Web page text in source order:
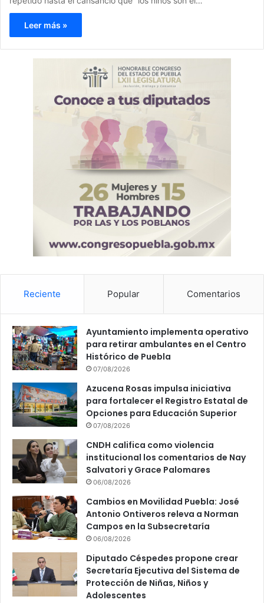
Leer más »
Reciente Popular Comentarios
Ayuntamiento implementa operativo
para retirar ambulantes en el Centro
Histórico de Puebla
07/08/2026
Azucena Rosas impulsa iniciativa
para fortalecer el Registro Estatal de
Opciones para Educación Superior
07/08/2026
CNDH califica como violencia
institucional los comentarios de Nay
Salvatori y Grace Palomares
06/08/2026
Cambios en Movilidad Puebla: José
Antonio Ontiveros releva a Norman
Campos en la Subsecretaría
06/08/2026
Diputado Céspedes propone crear
Secretaría Ejecutiva del Sistema de
Protección de Niñas, Niños y
Adolescentes